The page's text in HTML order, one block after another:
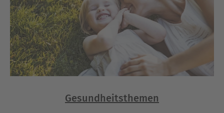
Gesundheitsthemen